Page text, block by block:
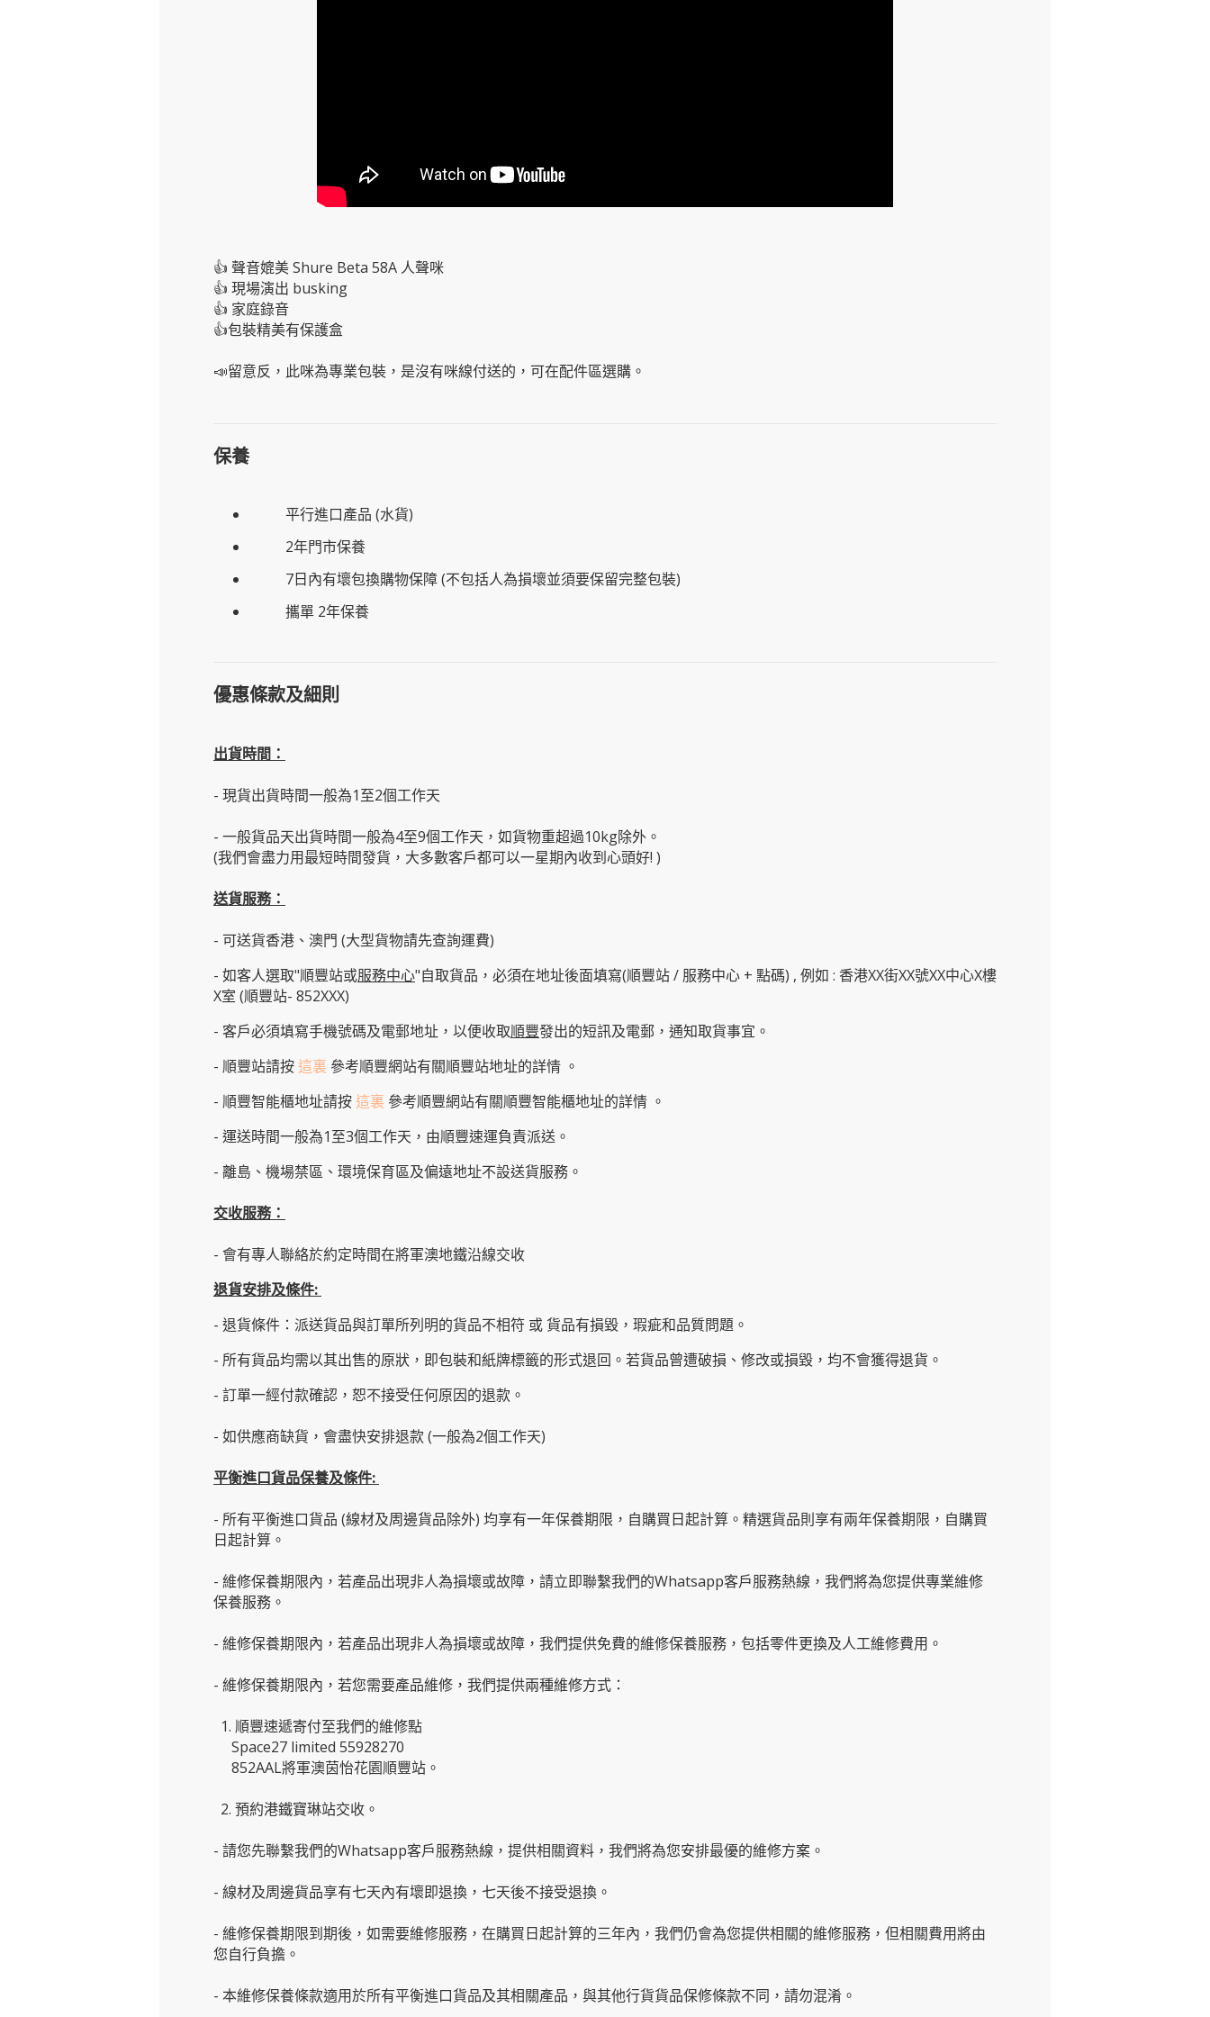
👍 聲音媲美 Shure Beta 58A 人聲咪
👍 現場演出 busking
👍 家庭錄音
👍包裝精美有保護盒
📣留意反，此咪為專業包裝，是沒有咪線付送的，可在配件區選購。
保養
平行進口產品 (水貨)
2年門市保養
7日內有壞包換購物保障 (不包括人為損壞並須要保留完整包裝)
攜單 2年保養
優惠條款及細則
出貨時間：
- 現貨出貨時間一般為1至2個工作天
- 一般貨品天出貨時間一般為4至9個工作天，如貨物重超過10kg除外。
(我們會盡力用最短時間發貨，大多數客戶都可以一星期內收到心頭好! )
送貨服務：
- 可送貨香港、澳門 (大型貨物請先查詢運費)
- 如客人選取"順豐站或服務中心"自取貨品，必須在地址後面填寫(順豐站 / 服務中心 + 點碼) , 例如 : 香港XX街XX號XX中心X樓
X室 (順豐站- 852XXX)
- 客戶必須填寫手機號碼及電郵地址，以便收取順豐發出的短訊及電郵，通知取貨事宜。
- 順豐站請按這裏 參考順豐網站有關順豐站地址的詳情 。
- 順豐智能櫃地址請按這裏 參考順豐網站有關順豐智能櫃地址的詳情 。
- 運送時間一般為1至3個工作天，由順豐速運負責派送。
- 離島、機場禁區、環境保育區及偏遠地址不設送貨服務。
交收服務：
- 會有專人聯絡於約定時間在將軍澳地鐵沿線交收
退貨安排及條件:
- 退貨條件：派送貨品與訂單所列明的貨品不相符 或 貨品有損毀，瑕疵和品質問題。
- 所有貨品均需以其出售的原狀，即包裝和紙牌標籤的形式退回。若貨品曾遭破損、修改或損毀，均不會獲得退貨。
- 訂單一經付款確認，恕不接受任何原因的退款。
- 如供應商缺貨，會盡快安排退款 (一般為2個工作天)
平衡進口貨品保養及條件:
- 所有平衡進口貨品 (線材及周邊貨品除外) 均享有一年保養期限，自購買日起計算。精選貨品則享有兩年保養期限，自購買
日起計算。
- 維修保養期限內，若產品出現非人為損壞或故障，請立即聯繫我們的Whatsapp客戶服務熱線，我們將為您提供專業維修
保養服務。
- 維修保養期限內，若產品出現非人為損壞或故障，我們提供免費的維修保養服務，包括零件更換及人工維修費用。
- 維修保養期限內，若您需要產品維修，我們提供兩種維修方式：
1. 順豐速遞寄付至我們的維修點
Space27 limited 55928270
852AAL將軍澳茵怡花園順豐站。
2. 預約港鐵寶琳站交收。
- 請您先聯繫我們的Whatsapp客戶服務熱線 ，提供相關資料，我們將為您安排最優的維修方案。
- 線材及周邊貨品享有七天內有壞即退換，七天後不接受退換。
- 維修保養期限到期後，如需要維修服務，在購買日起計算的三年內，我們仍會為您提供相關的維修服務，但相關費用將由
您自行負擔。
- 本維修保養條款適用於所有平衡進口貨品及其相關產品，與其他行貨貨品保修條款不同，請勿混淆。